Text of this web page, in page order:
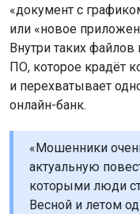
«документ с
или «новое
Внутри таких
ПО, которое крадёт
и перехватывает
онлайн-банк.
«Мошенники
актуальную
которыми люди
Весной и летом